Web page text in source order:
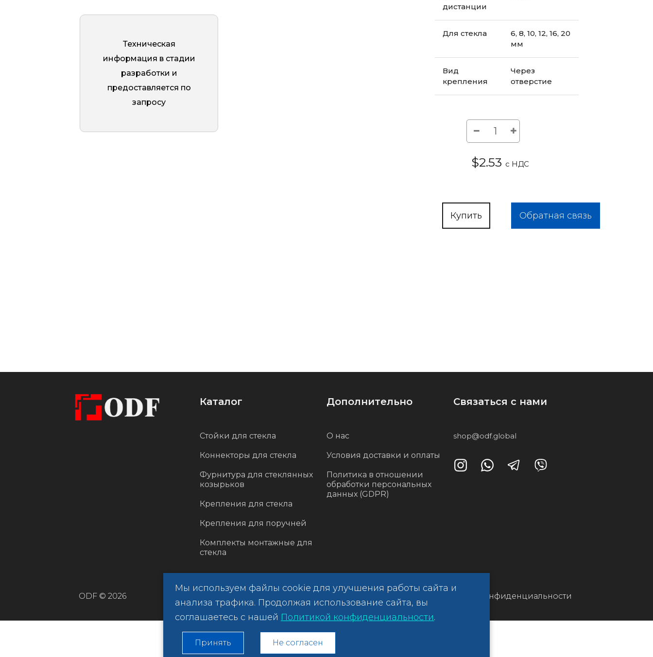
установки шпилька
помощью химического анкера, и
только после затвердевания
смеси накручивается дистанция.
Потай исключает
необходимость удаления
эксплуатации в условиях
агрессивной среды.
Техническая
информация в стадии
разработки и
предоставляется по
запросу
дистанции
Для стекла
6, 8, 10, 12, 16, 20
мм
Вид
крепления
Через
отверстие
$2.53 с НДС
Купить Обратная связь
Каталог
Стойки для стекла
Коннекторы для стекла
Фурнитура для стеклянных
козырьков
Крепления для стекла
Крепления для поручней
Комплекты монтажные для
стекла
Дополнительно
О нас
Условия доставки и оплаты
Политика в отношении
обработки персональных
данных (GDPR)
Связаться с нами
shop@odf.global
ODF © 2026 Политика конфиденциальности
Мы используем файлы cookie для улучшения работы сайта и
анализа трафика. Продолжая использование сайта, вы
соглашаетесь с нашей Политикой конфиденциальности.
Принять Не согласен